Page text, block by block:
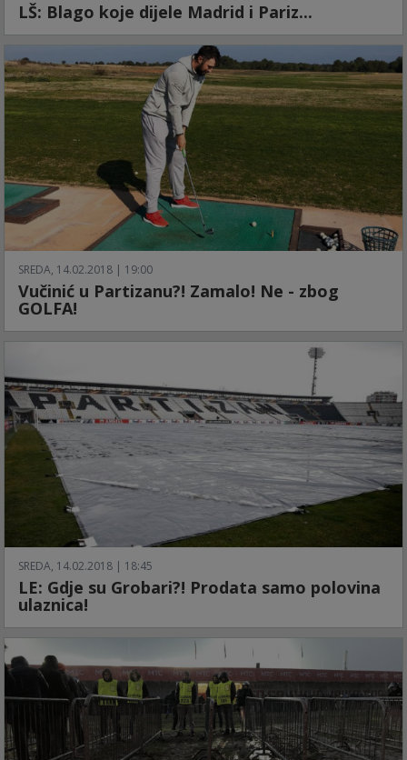
LŠ: Blago koje dijele Madrid i Pariz...
SREDA, 14.02.2018 | 19:00
Vučinić u Partizanu?! Zamalo! Ne - zbog
GOLFA!
SREDA, 14.02.2018 | 18:45
LE: Gdje su Grobari?! Prodata samo polovina
ulaznica!